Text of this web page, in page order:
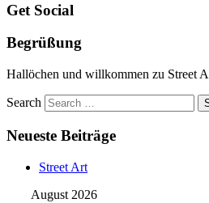
Get Social
Begrüßung
Hallöchen und willkommen zu Street
Search
Neueste Beiträge
Street Art
August 2026